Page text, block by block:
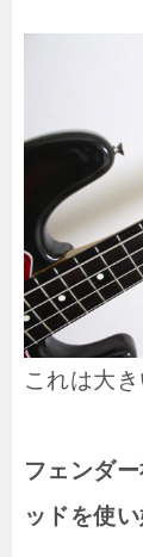
これは大き
フェンダ
ッドを使い